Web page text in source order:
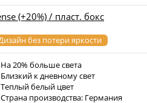
(+20%) / пласт. бокс
без потери яркости
На 20% больше света
Близкий к дневному свет
Теплый белый цвет
Страна производства: Германия